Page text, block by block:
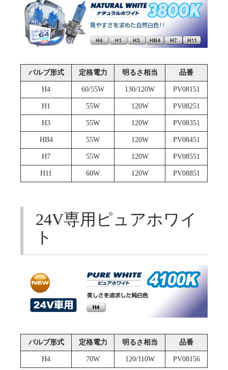
バルブ形式 定格電力 明るさ相当 品番
H4 60/55W 130/120W PV08151
H1 55W 120W PV08251
H3 55W 120W PV08351
HB4 55W 120W PV08451
H7 55W 120W PV08551
H11 60W 120W PV08851
24V専用ピュアホワイ
ト
バルブ形式 定格電力 明るさ相当 品番
H4 70W 120/110W PV08156